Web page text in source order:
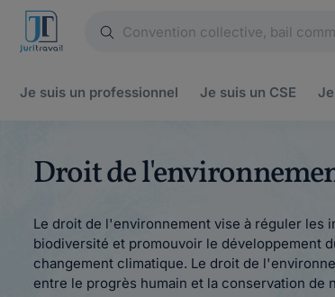
Je suis un professionnel Je suis un CSE
Droit de
Le droit de l'environnement vise à réguler les
biodiversité et promouvoir le développement
changement climatique. Le droit de
entre le progrès humain et la conservation de